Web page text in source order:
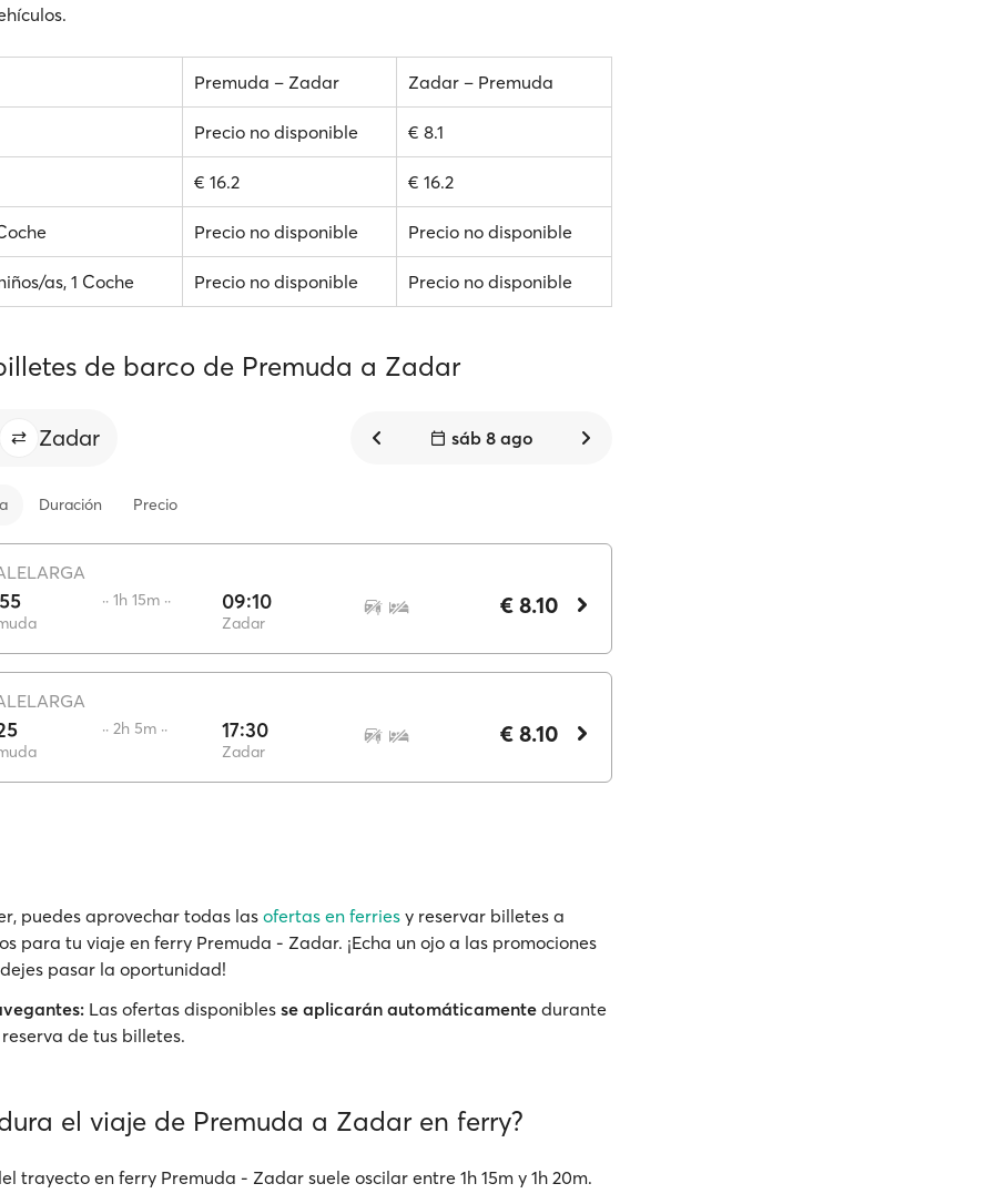
Premuda – Zadar Zadar – Premuda
Precio no disponible € 8.1
€ 16.2 € 16.2
Precio no disponible Precio no disponible
as, 1 Coche Precio no disponible Precio no disponible
de barco de Premuda a Zadar
Zadar sáb 8 ago
Duración Precio
·· 1h 15m ·· 09:10
Zadar
€ 8.10
·· 2h 5m ·· 17:30
Zadar
€ 8.10
puedes aprovechar todas lasofertas en ferries y reservar billetes a
para tu viaje en ferry Premuda - Zadar. ¡Echa un ojo a las promociones
pasar la oportunidad!
Las ofertas disponibles se aplicarán automáticamente durante
de tus billetes.
el viaje de Premuda a Zadar en ferry?
trayecto en ferry Premuda - Zadar suele oscilar entre 1h 15m y 1h 20m.